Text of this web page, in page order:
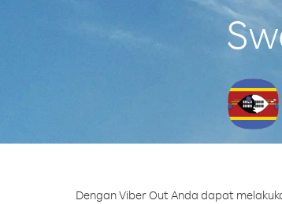
Dengan Viber Out Anda dapat